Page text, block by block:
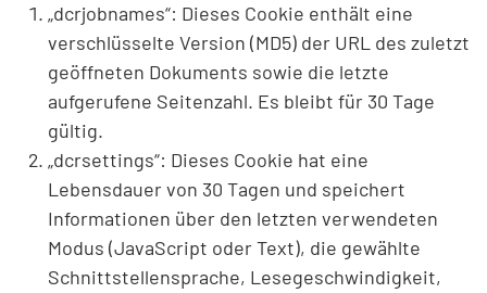
„dcrjobnames“: Dieses Cookie enthält eine
verschlüsselte Version (MD5) der URL des zuletzt
geöffneten Dokuments sowie die letzte
aufgerufene Seitenzahl. Es bleibt für 30 Tage
gültig.
„dcrsettings“: Dieses Cookie hat eine
Lebensdauer von 30 Tagen und speichert
Informationen über den letzten verwendeten
Modus (JavaScript oder Text), die gewählte
Schnittstellensprache, Lesegeschwindigkeit,